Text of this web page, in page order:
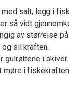
med salt, legg i
så vidt
av størrelse
sil kraften.
gulrøttene i skiver.
møre i